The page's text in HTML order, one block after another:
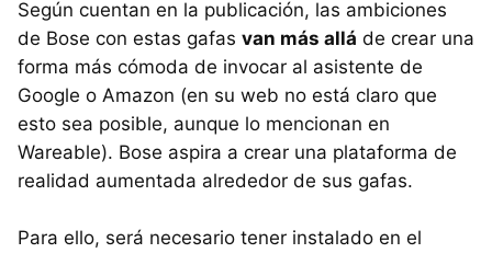
Según cuentan en la publicación, las ambiciones
de Bose con estas gafas van más allá de crear una
forma más cómoda de invocar al asistente de
Google o Amazon (en su web no está claro que
esto sea posible, aunque lo mencionan en
Wareable). Bose aspira a crear una plataforma de
realidad aumentada alrededor de sus gafas.
Para ello, será necesario tener instalado en el